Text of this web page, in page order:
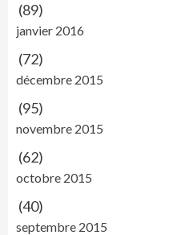
(89)
janvier 2016
(72)
décembre 2015
(95)
novembre 2015
(62)
octobre 2015
(40)
septembre 2015